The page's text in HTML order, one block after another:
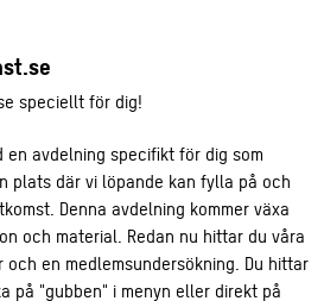
speciellt för dig!
en avdelning specifikt för dig som
plats där vi löpande kan fylla på och
Denna avdelning kommer växa
och material. Redan nu hittar du våra
en medlemsundersökning. Du hittar
på "gubben" i menyn eller direkt på